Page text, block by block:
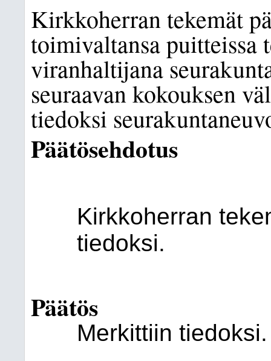
Kirkkoherran tekemät
toimivaltansa puitteissa
viranhaltijana
seuraavan kokouksen
tiedoksi
Päätösehdotus
Kirkkoherran
tiedoksi.
Päätös
Merkittiin tiedoksi.